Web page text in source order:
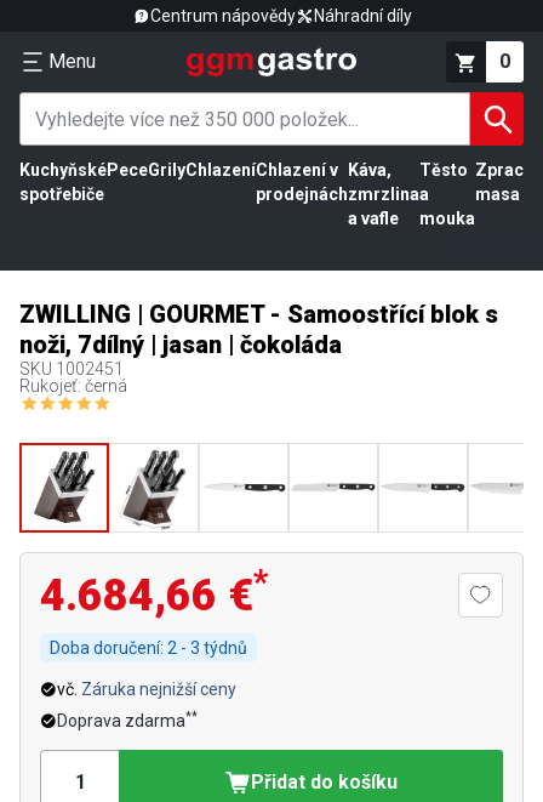
Centrum nápovědy Náhradní díly
Menu 0
Kuchyňské
spotřebiče
PeceGrilyChlazeníChlazení v
prodejnách
Káva,
zmrzlina
a vafle
Těsto
a
mouka
masa
ZWILLING | GOURMET - Samoostřící blok s
noži, 7dílný | jasan | čokoláda
SKU 1002451
Rukojeť: černá
4.684,66 €*
Doba doručení: 2 - 3 týdnů
vč. Záruka nejnižší ceny
Doprava zdarma**
Přidat do košíku